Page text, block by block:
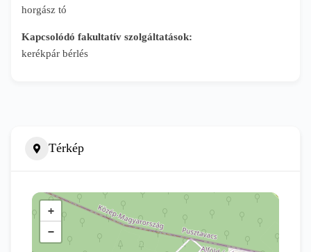
horgász tó
Kapcsolódó fakultatív szolgáltatások:
kerékpár bérlés
Térkép
+
−